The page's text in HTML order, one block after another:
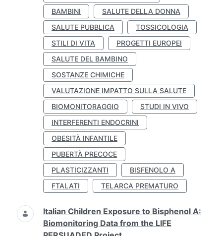
BAMBINI
SALUTE DELLA DONNA
SALUTE PUBBLICA
TOSSICOLOGIA
STILI DI VITA
PROGETTI EUROPEI
SALUTE DEL BAMBINO
SOSTANZE CHIMICHE
VALUTAZIONE IMPATTO SULLA SALUTE
BIOMONITORAGGIO
STUDI IN VIVO
INTERFERENTI ENDOCRINI
OBESITÀ INFANTILE
PUBERTÀ PRECOCE
PLASTICIZZANTI
BISFENOLO A
FTALATI
TELARCA PREMATURO
Italian Children Exposure to Bisphenol A:
Biomonitoring Data from the LIFE